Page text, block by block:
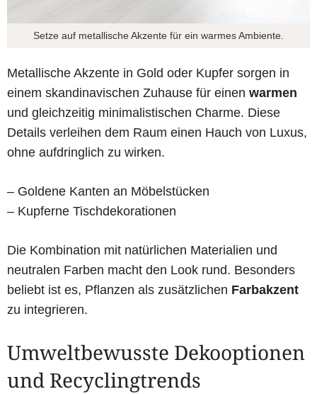
Setze auf metallische Akzente für ein warmes Ambiente.
Metallische Akzente in Gold oder Kupfer sorgen in
einem skandinavischen Zuhause für einen warmen
und gleichzeitig minimalistischen Charme. Diese
Details verleihen dem Raum einen Hauch von Luxus,
ohne aufdringlich zu wirken.
– Goldene Kanten an Möbelstücken
– Kupferne Tischdekorationen
Die Kombination mit natürlichen Materialien und
neutralen Farben macht den Look rund. Besonders
beliebt ist es, Pflanzen als zusätzlichen Farbakzent
zu integrieren.
Umweltbewusste Dekooptionen
und Recyclingtrends